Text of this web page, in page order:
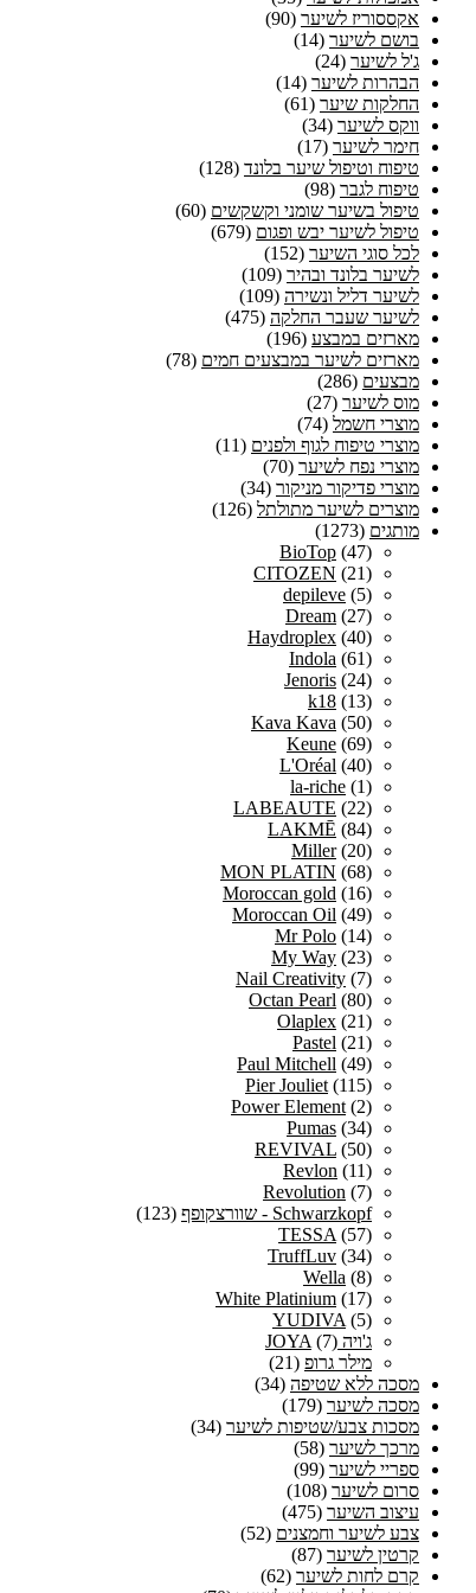
אקססוריז לשיער (90)
בושם לשיער (14)
ג'ל לשיער (24)
הבהרות לשיער (14)
החלקות שיער (61)
ווקס לשיער (34)
חימר לשיער (17)
טיפוח וטיפול שיער בלונד (128)
טיפוח לגבר (98)
טיפול בשיער שומני וקשקשים (60)
טיפול לשיער יבש ופגום (679)
לכל סוגי השיער (152)
לשיער בלונד ובהיר (109)
לשיער דליל ונשירה (109)
לשיער שעבר החלקה (475)
מארזים במבצע (196)
מארזים לשיער במבצעים חמים (78)
מבצעים (286)
מוס לשיער (27)
מוצרי חשמל (74)
מוצרי טיפוח לגוף ולפנים (11)
מוצרי נפח לשיער (70)
מוצרי פדיקור מניקור (34)
מוצרים לשיער מתולתל (126)
מותגים (1273)
BioTop (47)
CITOZEN (21)
depileve (5)
Dream (27)
Haydroplex (40)
Indola (61)
Jenoris (24)
k18 (13)
Kava Kava (50)
Keune (69)
L'Oréal (40)
la-riche (1)
LABEAUTE (22)
LAKMĒ (84)
Miller (20)
MON PLATIN (68)
Moroccan gold (16)
Moroccan Oil (49)
Mr Polo (14)
My Way (23)
Nail Creativity (7)
Octan Pearl (80)
Olaplex (21)
Pastel (21)
Paul Mitchell (49)
Pier Jouliet (115)
Power Element (2)
Pumas (34)
REVIVAL (50)
Revlon (11)
Revolution (7)
Schwarzkopf - שוורצקופף
(123)
TESSA (57)
TruffLuv (34)
Wella (8)
White Platinium (17)
YUDIVA (5)
ג'ויה JOYA (7)
מילר גרופ (21)
מסכה ללא שטיפה (34)
מסכה לשיער (179)
מסכות צבע/שטיפות לשיער (34)
מרכך לשיער (58)
ספריי לשיער (99)
סרום לשיער (108)
עיצוב השיער (475)
צבע לשיער וחמצנים (52)
קרטין לשיער (87)
קרם לחות לשיער (62)